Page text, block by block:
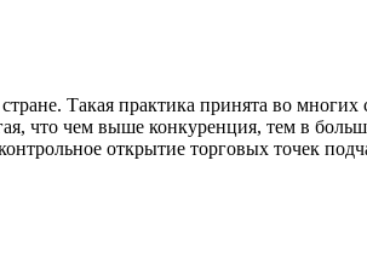
Такая практика принята во
что чем выше конкуренция, тем в
открытие торговых точек